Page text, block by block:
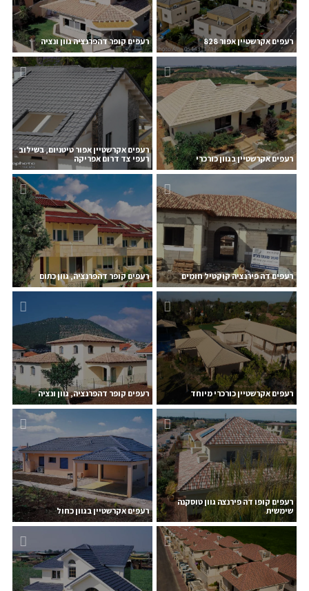
רעפים אקרשטיין אפור 828 רעפים קופר דהפרנציה גוון ונציה
רעפים אקרשטיין בגוון כורכרי
רעפים אקרשטיין אפור טיטניום, בשילוב
רעפי צד דרום אפריקה
רעפים דה פירנציה קוקטיל חומים רעפים קופר דהפרנציה, גוון כתום
רעפים אקרשטיין כורכרי מיוחד רעפים קופר דהפרנציה, גוון ונציה
רעפים קופו דה פירנצה גוון טוסקנה
שימשית
רעפים אקרשטיין בגוון כחול